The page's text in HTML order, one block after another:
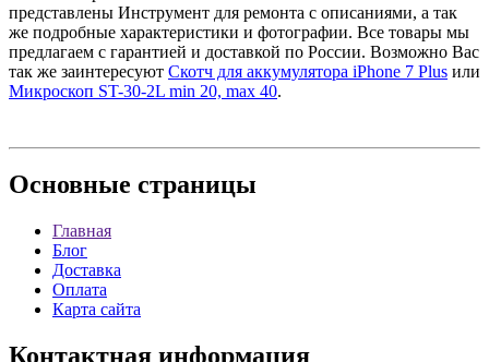
представлены Инструмент для ремонта с описаниями, а так
же подробные характеристики и фотографии. Все товары мы
предлагаем с гарантией и доставкой по России. Возможно Вас
так же заинтересуют Скотч для аккумулятора iPhone 7 Plus или
Микроскоп ST-30-2L min 20, max 40.
Основные страницы
Главная
Блог
Доставка
Оплата
Карта сайта
Контактная информация